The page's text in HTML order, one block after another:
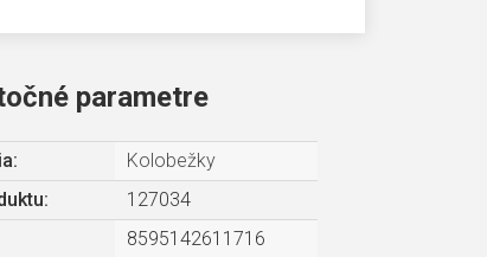
parametre
:
Kolobežky
127034
8595142611716